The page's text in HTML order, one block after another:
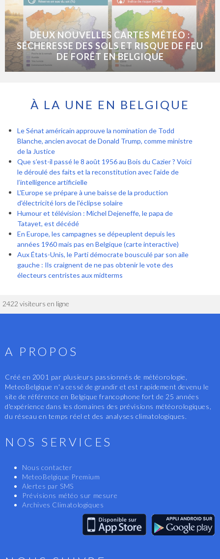
DEUX NOUVELLES CARTES MÉTÉO :
SÉCHERESSE DES SOLS ET RISQUE DE FEU
DE FORÊT EN BELGIQUE
À LA UNE EN BELGIQUE
Le Sénat américain approuve la nomination de Todd
Blanche, ancien avocat de Donald Trump, comme ministre
de la Justice
Que s’est-il passé le 8 août 1956 au Bois du Cazier ? Voici
le déroulé des faits et la reconstitution avec l’aide de
l’intelligence artificielle
L'Europe se prépare à une baisse de la production
d'électricité lors de l'éclipse solaire
Humour et télévision : Michel Dejeneffe, le papa de
Tatayet, est décédé
En Europe, les campagnes se dépeuplent depuis les
années 1960 mais pas en Belgique (carte interactive)
Aux États-Unis, le Parti démocrate bousculé par son aile
gauche : Ils craignent de ne pas obtenir le vote des
électeurs centristes aux midterms
2422 visiteurs en ligne
A PROPOS
Créé en 2001 par plusieurs passionnés de météorologie,
MeteoBelgique n'a cessé de grandir et est rapidement devenu le
site de référence en Belgique francophone fort de 25 années
d'expérience dans les domaines des prévisions météorologiques,
du réseau en temps réel et des analyses climatologiques.
NOS SERVICES
Nous contacter
MeteoBelgique Premium
Alertes par SMS
Prévisions météo sur mesure
Archives Climatologiques